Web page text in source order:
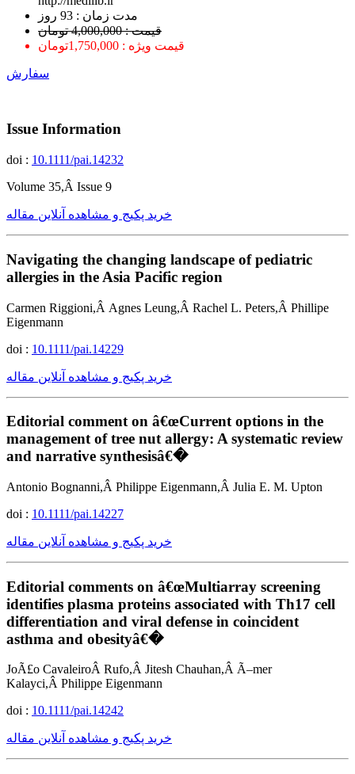
ﻣﺪﺕ ﺯﻣﺎﻥ : 93 ﺭﻭﺯ
قیمت : 4,000,000 تومان
قیمت ویژه : 1,750,000تومان
سفارش
Issue Information
doi : 10.1111/pai.14232
Volume 35,Â Issue 9
خرید پکیج و مشاهده آنلاین مقاله
Navigating the changing landscape of pediatric
allergies in the Asia Pacific region
Carmen Riggioni,Â Agnes Leung,Â Rachel L. Peters,Â Phillipe
Eigenmann
doi : 10.1111/pai.14229
خرید پکیج و مشاهده آنلاین مقاله
Editorial comment on â€œCurrent options in the
management of tree nut allergy: A systematic review
and narrative synthesisâ€�
Antonio Bognanni,Â Philippe Eigenmann,Â Julia E. M. Upton
doi : 10.1111/pai.14227
خرید پکیج و مشاهده آنلاین مقاله
Editorial comments on â€œMultiarray screening
identifies plasma proteins associated with Th17 cell
differentiation and viral defense in coincident
asthma and obesityâ€�
JoÃ£o CavaleiroÂ Rufo,Â Jitesh Chauhan,Â Ã–mer
Kalayci,Â Philippe Eigenmann
doi : 10.1111/pai.14242
خرید پکیج و مشاهده آنلاین مقاله